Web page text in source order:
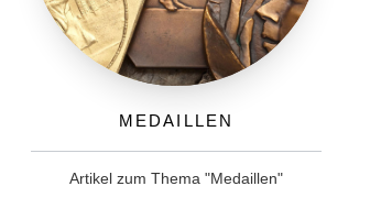
Medaillen
Artikel zum Thema "Medaillen"